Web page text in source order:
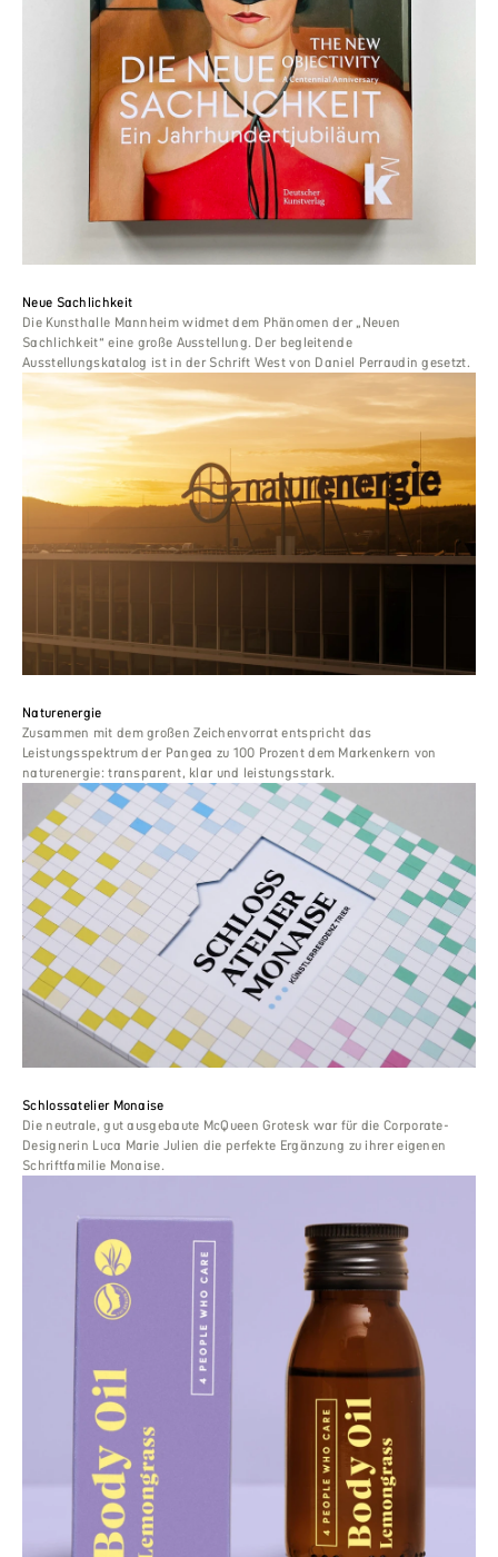
Neue Sachlichkeit
Die Kunsthalle Mannheim widmet dem Phänomen der „Neuen
Sachlichkeit“ eine große Ausstellung. Der begleitende
Ausstellungskatalog ist in der Schrift West von Daniel Perraudin gesetzt.
Naturenergie
Zusammen mit dem großen Zeichenvorrat entspricht das
Leistungsspektrum der Pangea zu 100 Prozent dem Markenkern von
naturenergie: transparent, klar und leistungsstark.
Schlossatelier Monaise
Die neutrale, gut ausgebaute McQueen Grotesk war für die Corporate-
Designerin Luca Marie Julien die perfekte Ergänzung zu ihrer eigenen
Schriftfamilie Monaise.